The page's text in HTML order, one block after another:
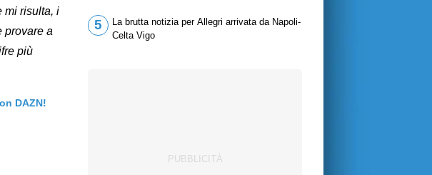
mi risulta, i
provare a
più
DAZN!
5
La brutta notizia per Allegri arrivata da Napoli-
Celta Vigo